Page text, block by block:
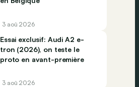
3 aoû 2026
Essai exclusif: Audi A2 e-
tron (2026), on teste le
proto en avant-première
3 aoû 2026